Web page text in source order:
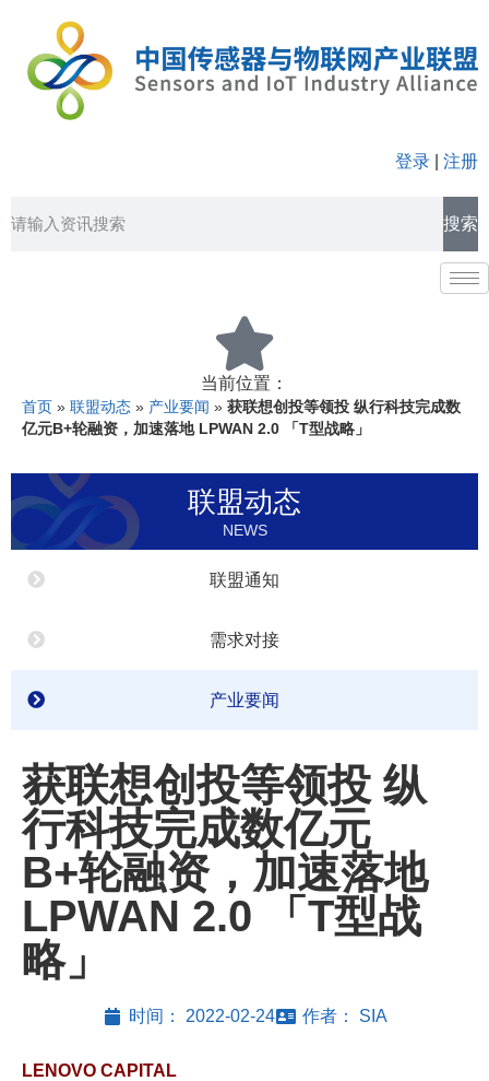
登录 注册
搜索
当前位置：
首页 » 联盟动态 » 产业要闻 » 获联想创投等领投 纵行科技完成数
亿元B+轮融资，加速落地 LPWAN 2.0 「T型战略」
联盟动态
NEWS
联盟通知
需求对接
产业要闻
获联想创投等领投 纵
行科技完成数亿元
B+轮融资，加速落地
LPWAN 2.0 「T型战
略」
时间： 2022-02-24 作者： SIA
LENOVO CAPITAL